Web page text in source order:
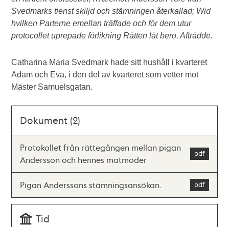
Svedmarks tienst skiljd och stämningen återkallad; Wid
hvilken Parterne emellan träffade och för dem utur
protocollet uprepade förlikning Rätten lät bero. Afträdde.
Catharina Maria Svedmark hade sitt hushåll i kvarteret
Adam och Eva, i den del av kvarteret som vetter mot
Mäster Samuelsgatan.
Dokument (2)
Protokollet från rättegången mellan pigan
Andersson och hennes matmoder
Pigan Anderssons stämningsansökan.
Tid